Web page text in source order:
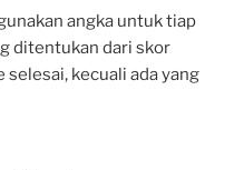
angka untuk tiap
ditentukan dari skor
kecuali ada yang